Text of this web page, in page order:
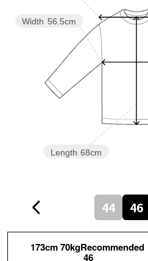
Length 68cm
Width 56.5cm
44 46
173cm 70kgRecommended
46